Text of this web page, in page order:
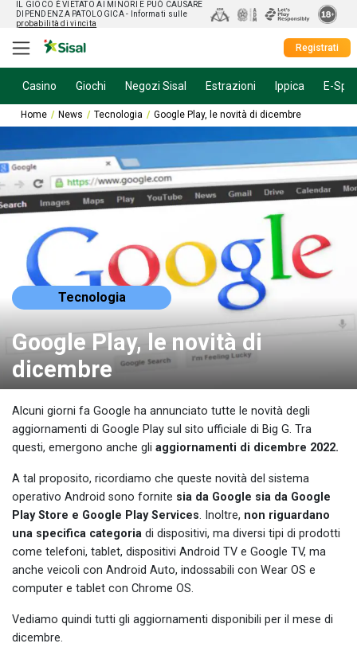
IL GIOCO È VIETATO AI MINORI E PUÒ CAUSARE
DIPENDENZA PATOLOGICA - Informati sulle
probabilità di vincita
Registrati
Casino Giochi Negozi Sisal Estrazioni Ippica E-
Home News Tecnologia Google Play, le novità di dicembre
Tecnologia
Google Play, le novità di
dicembre
Alcuni giorni fa Google ha annunciato tutte le novità degli
aggiornamenti di Google Play sul sito ufficiale di Big G. Tra
questi, emergono anche gli aggiornamenti di dicembre 2022.
A tal proposito, ricordiamo che queste novità del sistema
operativo Android sono fornite sia da Google sia da Google
Play Store e Google Play Services. Inoltre, non riguardano
una specifica categoria di dispositivi, ma diversi tipi di prodotti
come telefoni, tablet, dispositivi Android TV e Google TV, ma
anche veicoli con Android Auto, indossabili con Wear OS e
computer e tablet con Chrome OS.
Vediamo quindi tutti gli aggiornamenti disponibili per il mese di
dicembre.